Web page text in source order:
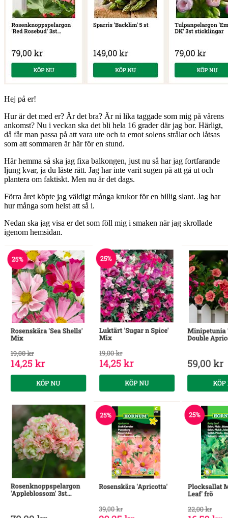
Hej på er!
Hur är det med er? Är det bra? Är ni lika taggade som mig på vårens
ankomst? Nu i veckan ska det bli hela 16 grader där jag bor. Härligt,
då får man passa på att vara ute och ta emot solens strålar och låtsas
som att sommaren är här för en stund.
Här hemma så ska jag fixa balkongen, just nu så har jag fortfarande
ljung kvar, ja du läste rätt. Jag har inte varit sugen på att gå ut och
plantera om faktiskt. Men nu är det dags.
Förra året köpte jag väldigt många krukor för en billig slant. Jag har
hur många som helst att så i.
Nedan ska jag visa er det som föll mig i smaken när jag skrollade
igenom hemsidan.